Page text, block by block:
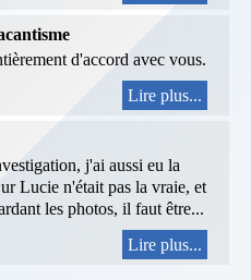
d'accord avec vous.
Lire plus...
j'ai aussi eu la
Lucie n'était pas la vraie, et
les photos, il faut être...
Lire plus...